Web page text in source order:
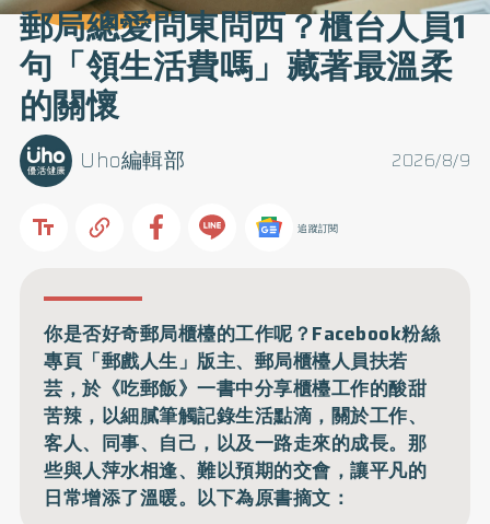
郵局總愛問東問西？櫃台人員1
句「領生活費嗎」藏著最溫柔
的關懷
2026/8/9
Uho編輯部
追蹤訂閱
你是否好奇郵局櫃檯的工作呢？Facebook粉絲
專頁「郵戲人生」版主、郵局櫃檯人員扶若
芸，於《吃郵飯》一書中分享櫃檯工作的酸甜
苦辣，以細膩筆觸記錄生活點滴，關於工作、
客人、同事、自己，以及一路走來的成長。那
些與人萍水相逢、難以預期的交會，讓平凡的
日常增添了溫暖。以下為原書摘文：